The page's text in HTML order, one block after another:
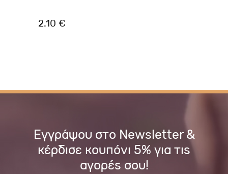
2.10 €
Εγγράψου στο Newsletter &
κέρδισε κουπόνι 5% για τις
αγορές σου!